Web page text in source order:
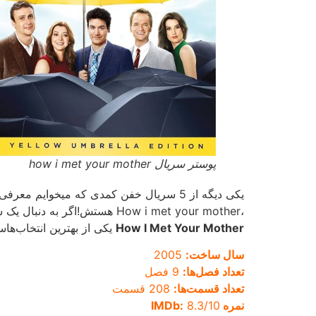
پوستر سریال how i met your mother
یکی دیگه از 5 سریال خفن کمدی که میخوایم معرفی کنیم
،How i met your mother هستش!اگر به دنبال یک سریال کمدی با طنزهای رمانتیک و داستانی پیچیده هستید،
How I Met Your Mother یکی از بهترین
سال ساخت:
تعداد فصل‌ها:
تعداد قسمت‌ها:
نمره IMDb: 8.3/10